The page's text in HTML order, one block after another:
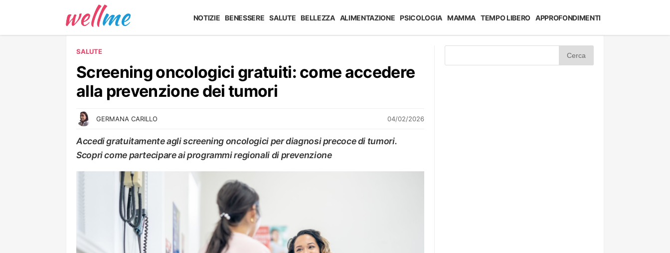
NOTIZIE BENESSERE SALUTE BELLEZZA ALIMENTAZIONE PSICOLOGIA MAMMA TEMPO LIBERO APPROFONDIMENTI
SALUTE
Screening oncologici gratuiti: come accedere
alla prevenzione dei tumori
GERMANA CARILLO 04/02/2026
Accedi gratuitamente agli screening oncologici per diagnosi precoce di tumori.
Scopri come partecipare ai programmi regionali di prevenzione